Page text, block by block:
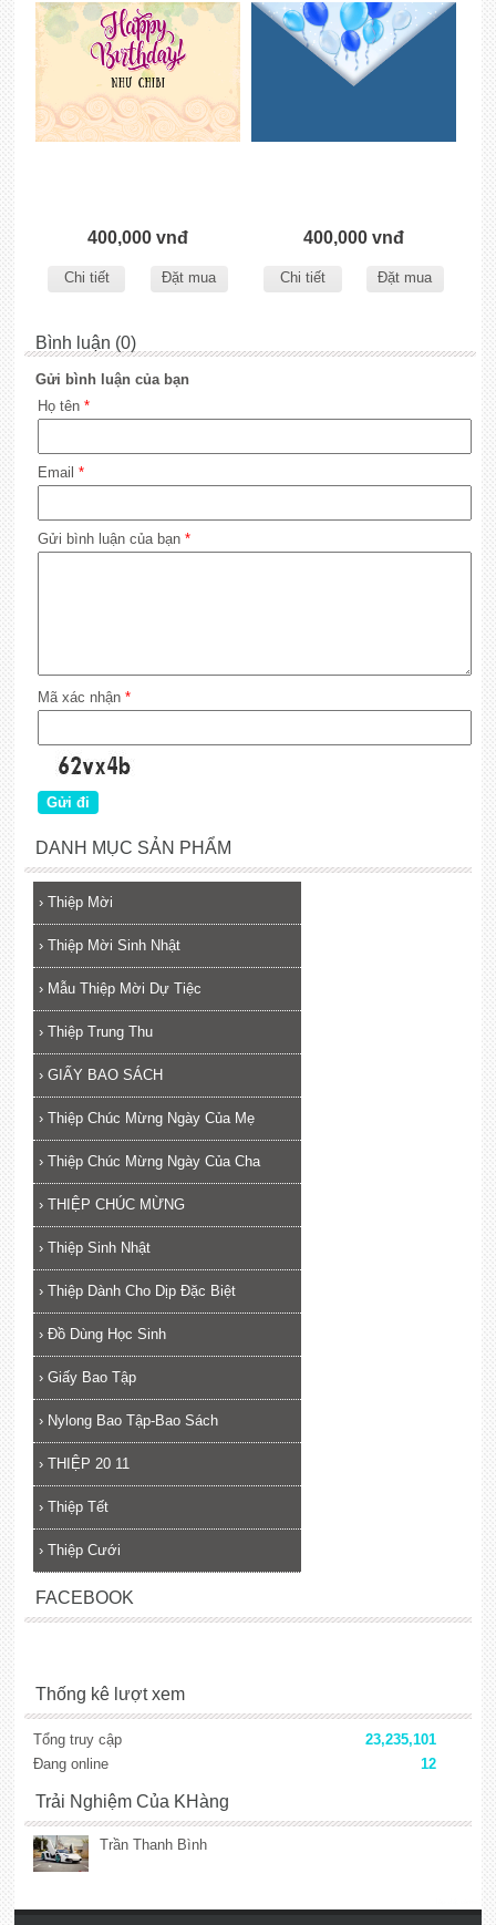
400,000 vnđ
Chi tiết Đặt mua
400,000 vnđ
Chi tiết Đặt mua
Bình luận (0)
Gửi bình luận của bạn
Họ tên *
Email *
Gửi bình luận của bạn *
Mã xác nhận *
DANH MỤC SẢN PHẨM
› Thiệp Mời
› Thiệp Mời Sinh Nhật
› Mẫu Thiệp Mời Dự Tiệc
› Thiệp Trung Thu
› GIẤY BAO SÁCH
› Thiệp Chúc Mừng Ngày Của Mẹ
› Thiệp Chúc Mừng Ngày Của Cha
› THIỆP CHÚC MỪNG
› Thiệp Sinh Nhật
› Thiệp Dành Cho Dịp Đặc Biệt
› Đồ Dùng Học Sinh
› Giấy Bao Tập
› Nylong Bao Tập-Bao Sách
› THIỆP 20 11
› Thiệp Tết
› Thiệp Cưới
FACEBOOK
Thống kê lượt xem
Tổng truy cập
23,235,101
Đang online
12
Trải Nghiệm Của KHàng
Trần Thanh Bình